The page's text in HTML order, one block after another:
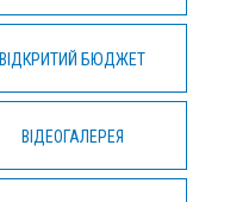
ВІДКРИТИЙ БЮДЖЕТ
ВІДЕОГАЛЕРЕЯ